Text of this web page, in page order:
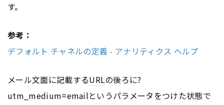
す。
参考：
デフォルト チャネルの定義 - アナリティクス ヘルプ
メール文面に記載するURLの後ろに?
utm_medium=emailというパラメータをつけた状態で